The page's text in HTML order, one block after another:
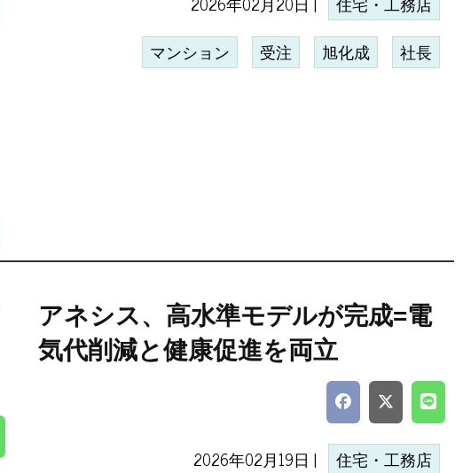
住宅・工務店
マンション 受注 旭化成 社長
アネシス、高水準モデルが完成=電
気代削減と健康促進を両立
2026年02月19日 | 住宅・工務店